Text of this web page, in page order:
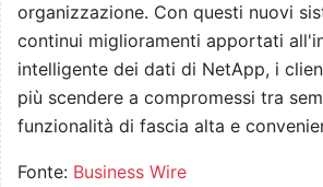
organizzazione. Con questi nuovi
continui miglioramenti apportati
intelligente dei dati di NetApp, i
più scendere a compromessi tra
funzionalità di fascia alta e
Fonte: Business Wire